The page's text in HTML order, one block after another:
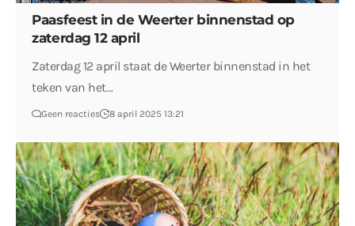
Paasfeest in de Weerter binnenstad op
zaterdag 12 april
Zaterdag 12 april staat de Weerter binnenstad in het
teken van het…
Geen reacties 8 april 2025 13:21